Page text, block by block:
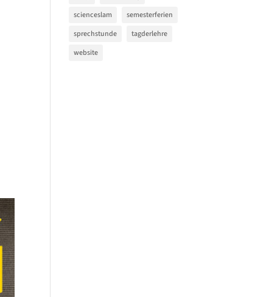
scienceslam
semesterferien
sprechstunde
tagderlehre
website